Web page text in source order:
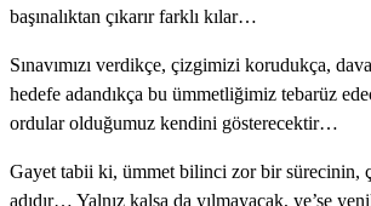
başınalıktan çıkarır farklı kılar…
Sınavımızı verdikçe, çizgimizi korudukça,
hedefe adandıkça bu ümmetliğimiz tebarüz
ordular olduğumuz kendini gösterecektir…
Gayet tabii ki, ümmet bilinci zor bir sürecinin,
adıdır… Yalnız kalsa da yılmayacak, ye’se